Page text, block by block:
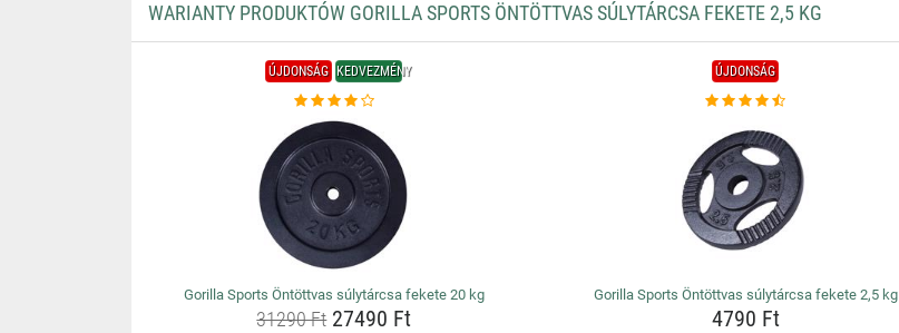
WARIANTY PRODUKTÓW GORILLA SPORTS ÖNTÖTTVAS SÚLYTÁRCSA FEKETE 2,5 KG
ÚJDONSÁG KEDVEZMÉNY
Gorilla Sports Öntöttvas súlytárcsa fekete 20 kg
31290 Ft27490 Ft
ÚJDONSÁG
Gorilla Sports Öntöttvas súlytárcsa fekete 2,5 kg
4790 Ft